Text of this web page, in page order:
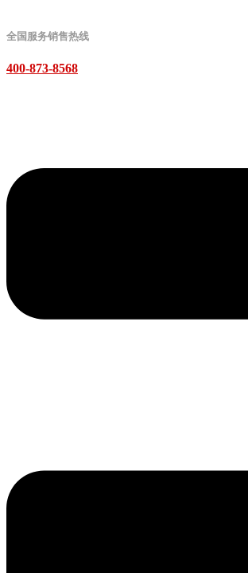
全国服务销售热线
400-873-8568